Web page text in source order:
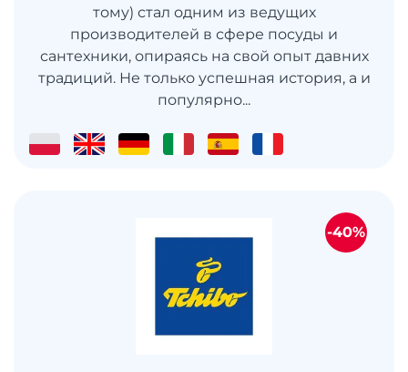
тому) стал одним из ведущих
производителей в сфере посуды и
сантехники, опираясь на свой опыт давних
традиций. Не только успешная история, а и
популярно...
-40%